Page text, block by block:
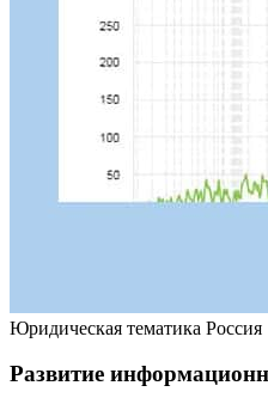
Юридическая тематика Россия
Развитие